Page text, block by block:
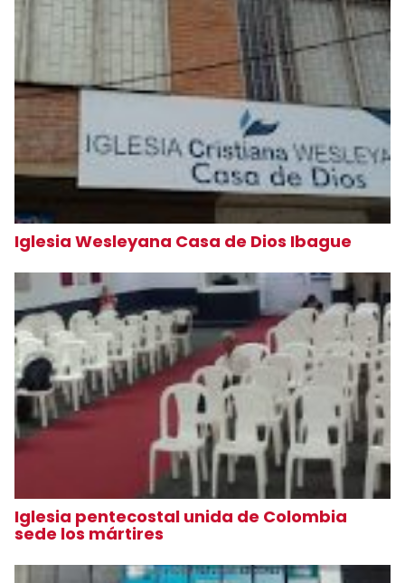
Iglesia Wesleyana Casa de Dios Ibague
Iglesia pentecostal unida de Colombia
sede los mártires